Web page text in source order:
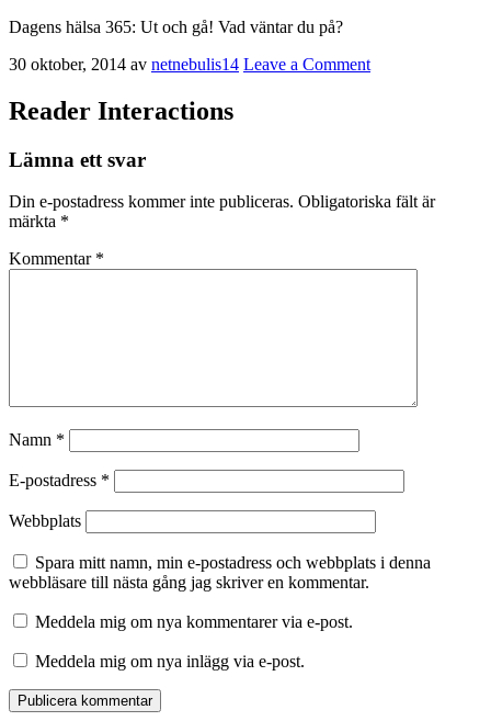
Dagens hälsa 365: Ut och gå! Vad väntar du på?
30 oktober, 2014 av netnebulis14 Leave a Comment
Reader Interactions
Lämna ett svar
Din e-postadress kommer inte publiceras. Obligatoriska fält är
märkta *
Kommentar *
Namn *
E-postadress *
Webbplats
Spara mitt namn, min e-postadress och webbplats i denna
webbläsare till nästa gång jag skriver en kommentar.
Meddela mig om nya kommentarer via e-post.
Meddela mig om nya inlägg via e-post.